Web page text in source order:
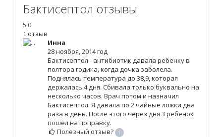
Бактисептол отзывы
5.0
1 отзыв
Инна
28 ноября, 2014 год
Бактисептол - антибиотик давала ребенку в
полтора годика, когда дочка заболела.
Поднялась температура до 38,9, которая
держалась 4 дня. Сбивала только буквально на
несколько часов. Врач потом и назначил
Бактисептол. Я давала по 2 чайные ложки два
раза в день. После этого через дня 3 ребенок
пошел на поправку.
Полезный отзыв? 1